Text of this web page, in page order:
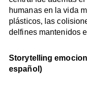
humanas en la vida
plásticos, las
delfines mantenidos
Storytelling
español)